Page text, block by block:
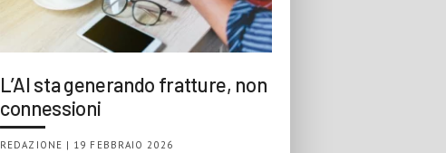
L’AI sta generando fratture, non
connessioni
REDAZIONE | 19 FEBBRAIO 2026